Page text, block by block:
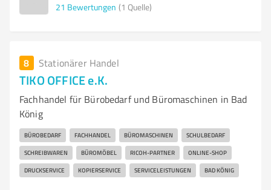
21 Bewertungen (1 Quelle)
8 Stationärer Handel
TIKO OFFICE e.K.
Fachhandel für Bürobedarf und Büromaschinen in Bad
König
BÜROBEDARF FACHHANDEL BÜROMASCHINEN SCHULBEDARF
SCHREIBWAREN BÜROMÖBEL RICOH-PARTNER ONLINE-SHOP
DRUCKSERVICE KOPIERSERVICE SERVICELEISTUNGEN BAD KÖNIG